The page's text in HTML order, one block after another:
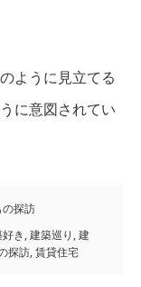
ように見立てる
に意図されてい
の探訪
き,建築巡り ,建
探訪,賃貸住宅